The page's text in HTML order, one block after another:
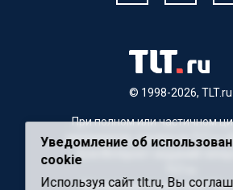
© 1998-2026, TLT.ru
При полном или частичном
материалов, ссылка на TLT.ru
Материалы с пометкой
Уведомление об
cookie
Используя сайт tlt.ru, Вы